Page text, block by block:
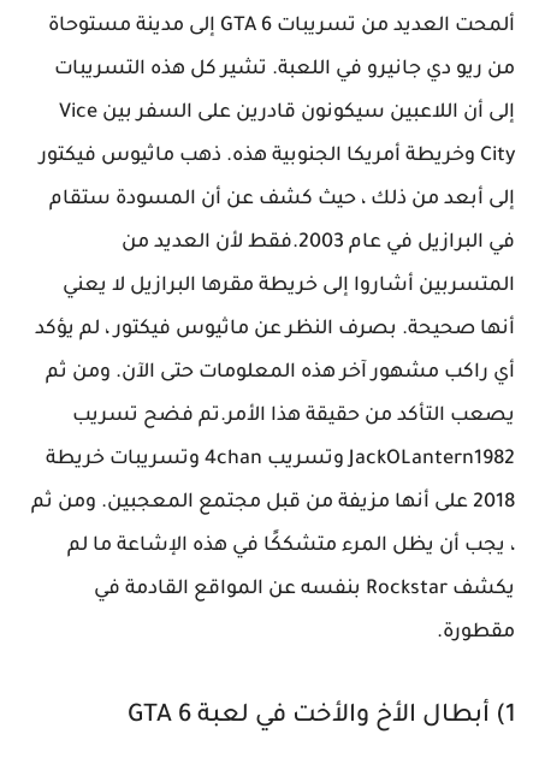
ألمحت العديد من تسريبات GTA 6 إلى مدينة مستوحاة
من ريو دي جانيرو في اللعبة. تشير كل هذه التسريبات
إلى أن اللاعبين سيكونون قادرين على السفر بين Vice
City وخريطة أمريكا الجنوبية هذه. ذهب ماثيوس فيكتور
إلى أبعد من ذلك ، حيث كشف عن أن المسودة ستقام
في البرازيل في عام 2003.فقط لأن العديد من
المتسربين أشاروا إلى خريطة مقرها البرازيل لا يعني
أنها صحيحة. بصرف النظر عن ماثيوس فيكتور ، لم يؤكد
أي راكب مشهور آخر هذه المعلومات حتى الآن. ومن ثم
يصعب التأكد من حقيقة هذا الأمر.تم فضح تسريب
JackOLantern1982 وتسريب 4chan وتسريبات خريطة
2018 على أنها مزيفة من قبل مجتمع المعجبين. ومن ثم
، يجب أن يظل المرء متشككًا في هذه الإشاعة ما لم
يكشف Rockstar بنفسه عن المواقع القادمة في
مقطورة.
1) أبطال الأخ والأخت في لعبة GTA 6